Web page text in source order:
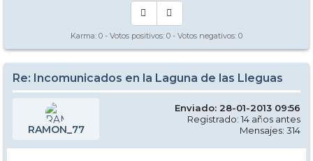
Karma: 0 - Votos positivos: 0 - Votos negativos: 0
Re: Incomunicados en la Laguna de las Lleguas
RAMON_77
Enviado: 28-01-2013 09:56
Registrado: 14 años antes
Mensajes: 314